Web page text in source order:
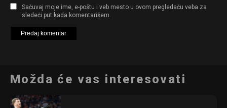
Sačuvaj moje ime, e-poštu i veb mesto u ovom pregledaču veba za
sledeći put kada komentarišem.
Možda će vas interesovati